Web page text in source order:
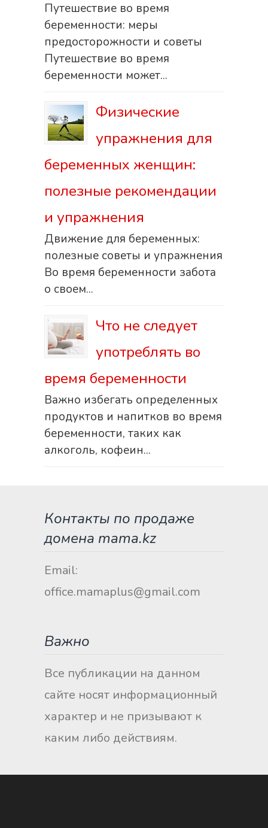
Путешествие во время
беременности: меры
предосторожности и советы
Путешествие во время
беременности может...
Физические
упражнения для
беременных женщин:
полезные рекомендации
и упражнения
Движение для беременных:
полезные советы и упражнения
Во время беременности забота
о своем...
Что не следует
употреблять во
время беременности
Важно избегать определенных
продуктов и напитков во время
беременности, таких как
алкоголь, кофеин...
Контакты по продаже
домена mama.kz
Email:
office.mamaplus@gmail.com
Важно
Все публикации на данном
сайте носят информационный
характер и не призывают к
каким либо действиям.